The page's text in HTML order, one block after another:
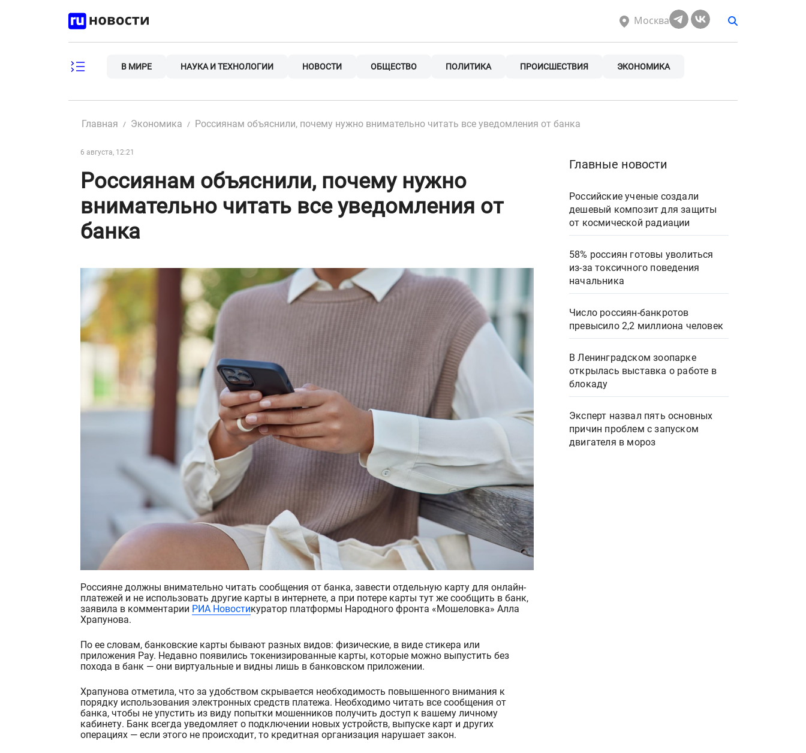
Москва
В МИРЕ НАУКА И ТЕХНОЛОГИИ НОВОСТИ ОБЩЕСТВО ПОЛИТИКА ПРОИСШЕСТВИЯ ЭКОНОМИКА
Главная Экономика Россиянам объяснили, почему нужно внимательно читать все уведомления от банка
6 августа, 12:21
Россиянам объяснили, почему нужно
внимательно читать все уведомления от
банка
Россияне должны внимательно читать сообщения от банка, завести отдельную карту для онлайн-
платежей и не использовать другие карты в интернете, а при потере карты тут же сообщить в банк,
заявила в комментарии РИА Новостикуратор платформы Народного фронта «Мошеловка» Алла
Храпунова.
По ее словам, банковские карты бывают разных видов: физические, в виде стикера или
приложения Pay. Недавно появились токенизированные карты, которые можно выпустить без
похода в банк — они виртуальные и видны лишь в банковском приложении.
Храпунова отметила, что за удобством скрывается необходимость повышенного внимания к
порядку использования электронных средств платежа. Необходимо читать все сообщения от
банка, чтобы не упустить из виду попытки мошенников получить доступ к вашему личному
кабинету. Банк всегда уведомляет о подключении новых устройств, выпуске карт и других
операциях — если этого не происходит, то кредитная организация нарушает закон.
Главные новости
Российские ученые создали
дешевый композит для защиты
от космической радиации
58% россиян готовы уволиться
из-за токсичного поведения
начальника
Число россиян-банкротов
превысило 2,2 миллиона человек
В Ленинградском зоопарке
открылась выставка о работе в
блокаду
Эксперт назвал пять основных
причин проблем с запуском
двигателя в мороз